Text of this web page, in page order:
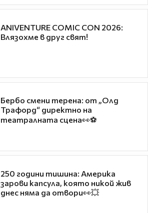
ANIVENTURE COMIC CON 2026:
Влязохме в друг свят!
Бербо смени терена: от „Олд
Трафорд“ директно на
театралната сцена👀⚽
250 години тишина: Америка
зарови капсула, която никой жив
днес няма да отвори👀💥